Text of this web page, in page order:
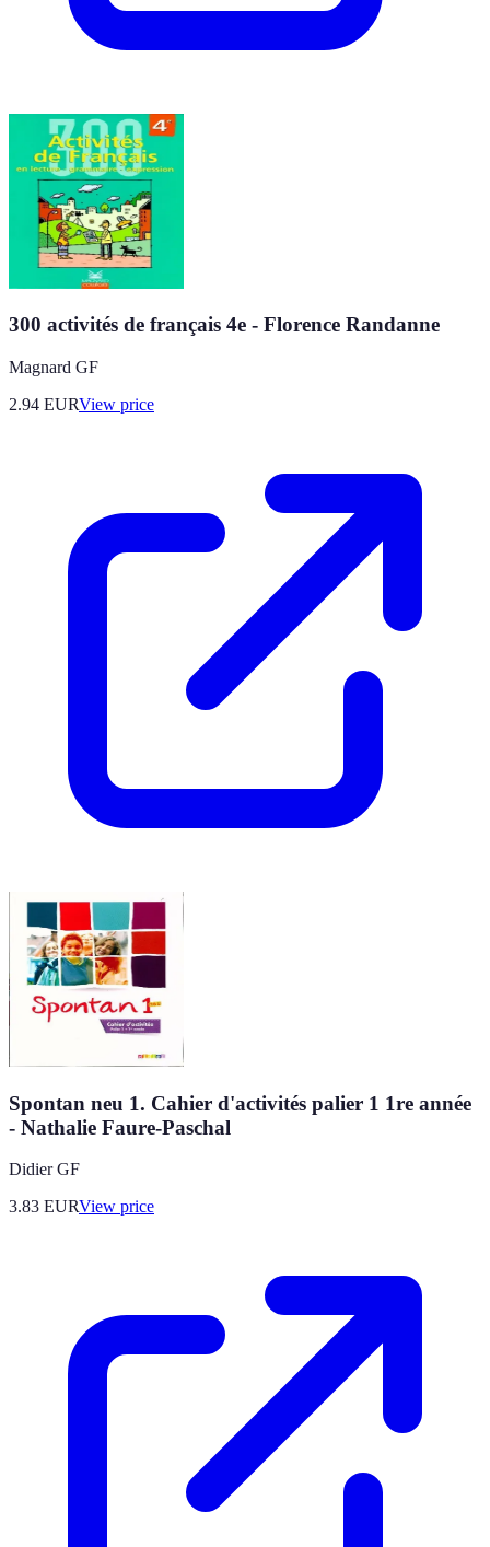
300 activités de français 4e - Florence Randanne
Magnard GF
2.94 EURView price
Spontan neu 1. Cahier d'activités palier 1 1re année
- Nathalie Faure-Paschal
Didier GF
3.83 EURView price